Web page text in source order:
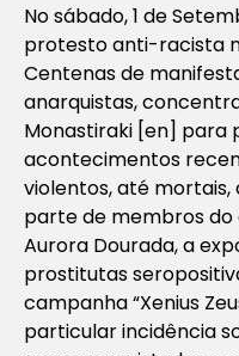
No sábado, 1 de
protesto anti-racista
Centenas de
anarquistas,
Monastiraki [en]
acontecimentos
violentos, até
parte de membros
Aurora Dourada, a
prostitutas
campanha “Xenius
particular incidência